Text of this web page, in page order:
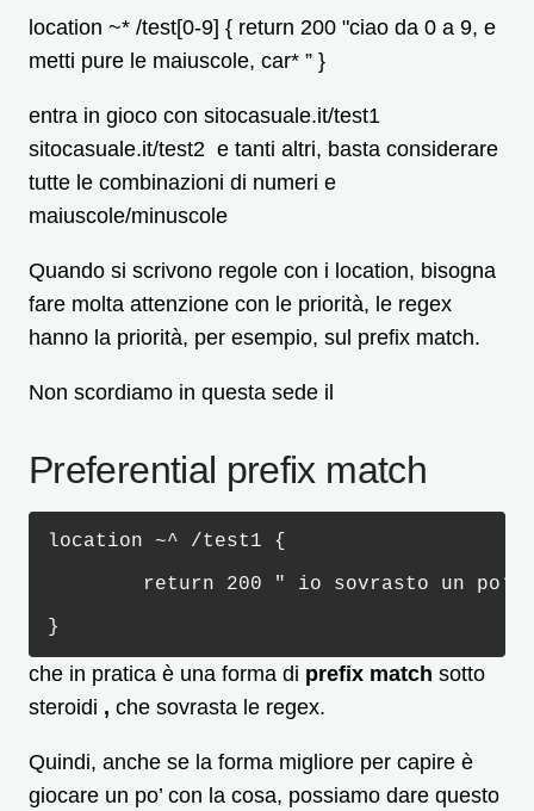
location ~* /test[0-9] { return 200 "ciao da 0 a 9, e
metti pure le maiuscole, car* ” }
entra in gioco con sitocasuale.it/test1
sitocasuale.it/test2 e tanti altri, basta considerare
tutte le combinazioni di numeri e
maiuscole/minuscole
Quando si scrivono regole con i location, bisogna
fare molta attenzione con le priorità, le regex
hanno la priorità, per esempio, sul prefix match.
Non scordiamo in questa sede il
Preferential prefix match
location ~^ /test1 {
}
che in pratica è una forma di prefix match sotto
steroidi , che sovrasta le regex.
Quindi, anche se la forma migliore per capire è
giocare un po’ con la cosa, possiamo dare questo